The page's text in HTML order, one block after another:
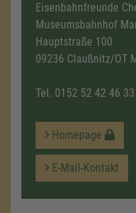
Eisenbahnfreunde
Museumsbahnhof
Hauptstraße 100
09236 Claußnitz/OT
Tel. 0152 52 42 46 33
Homepage
E-Mail-Kontakt